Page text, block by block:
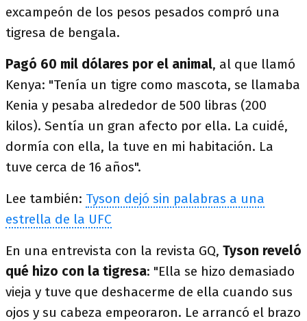
excampeón de los pesos pesados compró una
tigresa de bengala.
Pagó 60 mil dólares por el animal, al que llamó
Kenya: "Tenía un tigre como mascota, se llamaba
Kenia y pesaba alrededor de 500 libras (200
kilos). Sentía un gran afecto por ella. La cuidé,
dormía con ella, la tuve en mi habitación. La
tuve cerca de 16 años".
Lee también: Tyson dejó sin palabras a una
estrella de la UFC
En una entrevista con la revista GQ, Tyson reveló
qué hizo con la tigresa: "Ella se hizo demasiado
vieja y tuve que deshacerme de ella cuando sus
ojos y su cabeza empeoraron. Le arrancó el brazo